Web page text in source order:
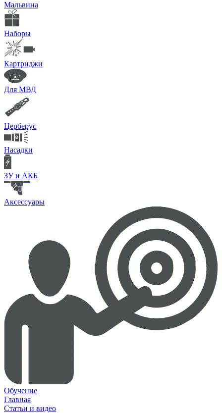
Мальвина
Наборы
Картриджи
Для МВД
Церберус
Насадки
ЗУ и АКБ
Аксессуары
Обучение
Главная
Статьи и видео